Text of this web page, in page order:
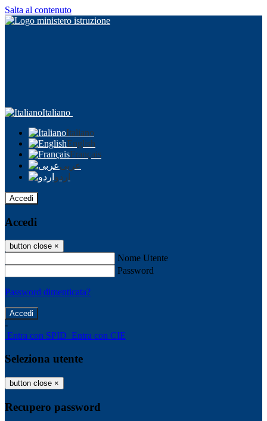
Salta al contenuto
Italiano
Italiano
English
Français
عربى
اردو
Accedi
Accedi
button close ×
Nome Utente
Password
Password dimenticata?
-
Entra con SPID Entra con CIE
Seleziona utente
button close ×
Recupero password